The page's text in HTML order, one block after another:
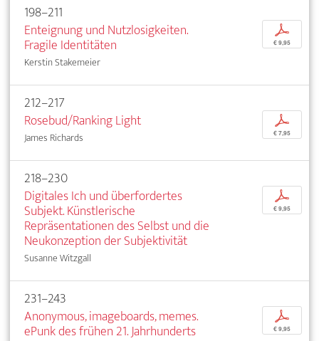
198–211
Enteignung und Nutzlosigkeiten.
Fragile Identitäten
Kerstin Stakemeier
p
€ 9,95
212–217
Rosebud/Ranking Light
James Richards
p
€ 7,95
218–230
Digitales Ich und überfordertes
Subjekt. Künstlerische
Repräsentationen des Selbst und die
Neukonzeption der Subjektivität
Susanne Witzgall
p
€ 9,95
231–243
Anonymous, imageboards, memes.
ePunk des frühen 21. Jahrhunderts
p
€ 9,95